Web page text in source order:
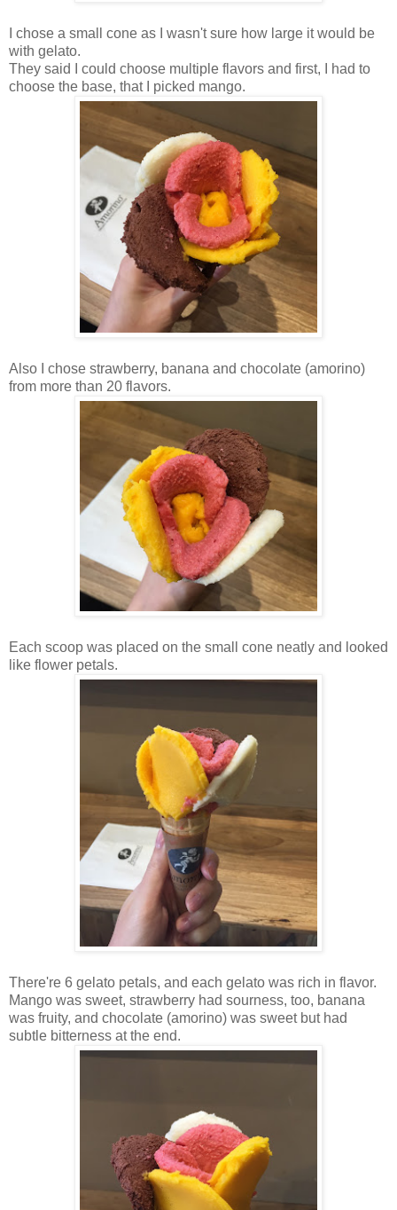
I chose a small cone as I wasn't sure how large it would be
with gelato.
They said I could choose multiple flavors and first, I had to
choose the base, that I picked mango.
Also I chose strawberry, banana and chocolate (amorino)
from more than 20 flavors.
Each scoop was placed on the small cone neatly and looked
like flower petals.
There're 6 gelato petals, and each gelato was rich in flavor.
Mango was sweet, strawberry had sourness, too, banana
was fruity, and chocolate (amorino) was sweet but had
subtle bitterness at the end.